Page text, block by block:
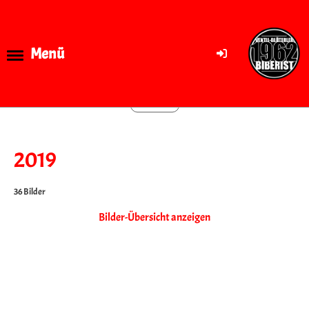
Menü
2019
36 Bilder
Bilder-Übersicht anzeigen